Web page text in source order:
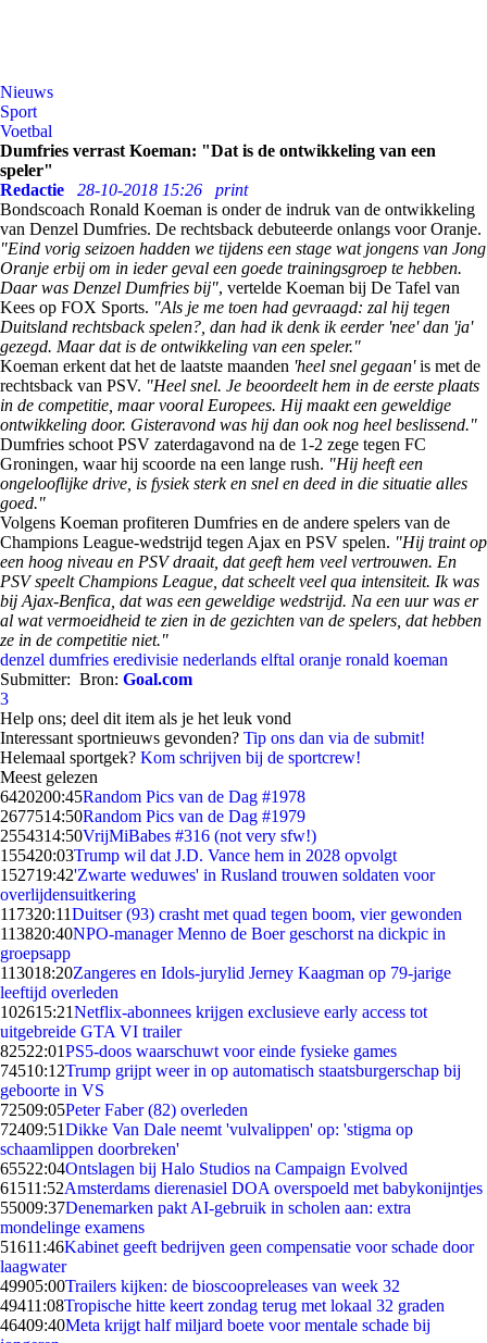
Nieuws
Sport
Voetbal
Dumfries verrast Koeman: "Dat is de ontwikkeling van een
speler"
Redactie
28-10-2018 15:26
print
Bondscoach Ronald Koeman is onder de indruk van de ontwikkeling
van Denzel Dumfries. De rechtsback debuteerde onlangs voor Oranje.
"Eind vorig seizoen hadden we tijdens een stage wat jongens van Jong
Oranje erbij om in ieder geval een goede trainingsgroep te hebben.
Daar was Denzel Dumfries bij", vertelde Koeman bij De Tafel van
Kees op FOX Sports. "Als je me toen had gevraagd: zal hij tegen
Duitsland rechtsback spelen?, dan had ik denk ik eerder 'nee' dan 'ja'
gezegd. Maar dat is de ontwikkeling van een speler."
Koeman erkent dat het de laatste maanden 'heel snel gegaan'is met de
rechtsback van PSV. "Heel snel. Je beoordeelt hem in de eerste plaats
in de competitie, maar vooral Europees. Hij maakt een geweldige
ontwikkeling door. Gisteravond was hij dan ook nog heel beslissend."
Dumfries schoot PSV zaterdagavond na de 1-2 zege tegen FC
Groningen, waar hij scoorde na een lange rush. "Hij heeft een
ongelooflijke drive, is fysiek sterk en snel en deed in die situatie alles
goed."
Volgens Koeman profiteren Dumfries en de andere spelers van de
Champions League-wedstrijd tegen Ajax en PSV spelen. "Hij traint op
een hoog niveau en PSV draait, dat geeft hem veel vertrouwen. En
PSV speelt Champions League, dat scheelt veel qua intensiteit. Ik was
bij Ajax-Benfica, dat was een geweldige wedstrijd. Na een uur was er
al wat vermoeidheid te zien in de gezichten van de spelers, dat hebben
ze in de competitie niet."
denzel dumfries eredivisie nederlands elftal oranje ronald koeman
Submitter: Bron: Goal.com
3
Help ons; deel dit item als je het leuk vond
Interessant sportnieuws gevonden? Tip ons dan via de submit!
Helemaal sportgek? Kom schrijven bij de sportcrew!
Meest gelezen
6420200:45Random Pics van de Dag #1978
2677514:50Random Pics van de Dag #1979
2554314:50VrijMiBabes #316 (not very sfw!)
155420:03Trump wil dat J.D. Vance hem in 2028 opvolgt
152719:42'Zwarte weduwes' in Rusland trouwen soldaten voor
overlijdensuitkering
117320:11Duitser (93) crasht met quad tegen boom, vier gewonden
113820:40NPO-manager Menno de Boer geschorst na dickpic in
groepsapp
113018:20Zangeres en Idols-jurylid Jerney Kaagman op 79-jarige
leeftijd overleden
102615:21Netflix-abonnees krijgen exclusieve early access tot
uitgebreide GTA VI trailer
82522:01PS5-doos waarschuwt voor einde fysieke games
74510:12Trump grijpt weer in op automatisch staatsburgerschap bij
geboorte in VS
72509:05Peter Faber (82) overleden
72409:51Dikke Van Dale neemt 'vulvalippen' op: 'stigma op
schaamlippen doorbreken'
65522:04Ontslagen bij Halo Studios na Campaign Evolved
61511:52Amsterdams dierenasiel DOA overspoeld met babykonijntjes
55009:37Denemarken pakt AI-gebruik in scholen aan: extra
mondelinge examens
51611:46Kabinet geeft bedrijven geen compensatie voor schade door
laagwater
49905:00Trailers kijken: de bioscoopreleases van week 32
49411:08Tropische hitte keert zondag terug met lokaal 32 graden
46409:40Meta krijgt half miljard boete voor mentale schade bij